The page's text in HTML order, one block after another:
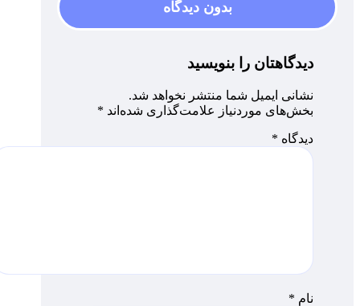
بدون دیدگاه
دیدگاهتان را بنویسید
نشانی ایمیل شما منتشر نخواهد شد.
بخش‌های موردنیاز علامت‌گذاری شده‌اند *
دیدگاه *
نام *